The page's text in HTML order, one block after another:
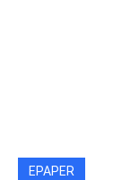
EPAPER